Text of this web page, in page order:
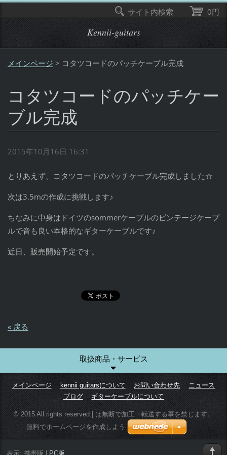
Kennii-guitars
メインページ > コタツコードのパッチケーブル完成
コタツコードのパッチケー
ブル完成
2015年10月16日 16:31
とりあえず、コタツコードのパッチケーブル完成しました☆
次は3.5mの作成に挑戦します♪
ちなみに中身はドイツのsommerケーブルのビンテージケーブ
ルで音も良い本格的なギターケーブルです♪
近日、販売開始予定です。
« 戻る
取扱商品・サービス
メインページ kennii guitarsについて お問い合わせ先
ニュース
ブログ
ギターケーブルについて
© 2015 All rights reserved.| は無断で加工・転送する事を禁じます。
無料でホームページを作成しよう
表示: 携帯版 PC版
0円
サイト内検索